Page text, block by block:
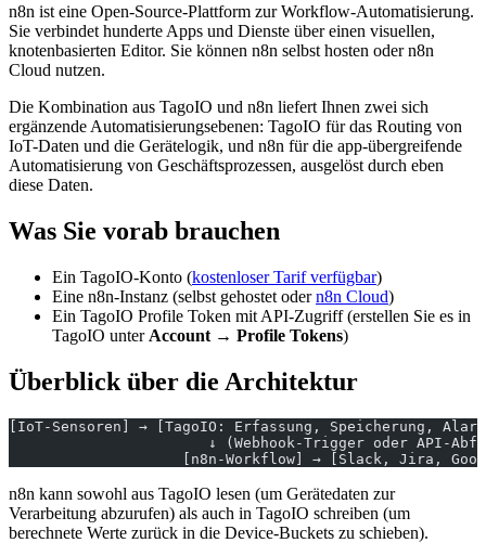
n8n ist eine Open-Source-Plattform zur Workflow-Automatisierung.
Sie verbindet hunderte Apps und Dienste über einen visuellen,
knotenbasierten Editor. Sie können n8n selbst hosten oder n8n
Cloud nutzen.
Die Kombination aus TagoIO und n8n liefert Ihnen zwei sich
ergänzende Automatisierungsebenen: TagoIO für das Routing von
IoT-Daten und die Gerätelogik, und n8n für die app-übergreifende
Automatisierung von Geschäftsprozessen, ausgelöst durch eben
diese Daten.
Was Sie vorab brauchen
Ein TagoIO-Konto (kostenloser Tarif verfügbar)
Eine n8n-Instanz (selbst gehostet odern8n Cloud)
Ein TagoIO Profile Token mit API-Zugriff (erstellen Sie es in
TagoIO unter Account → Profile Tokens)
Überblick über die Architektur
[IoT-Sensoren] → [TagoIO: Erfassung, Speicherung,
↓ (Webhook-Trigger oder API-
[n8n-Workflow] → [Slack, Jira,
n8n kann sowohl aus TagoIO lesen (um Gerätedaten zur
Verarbeitung abzurufen) als auch in TagoIO schreiben (um
berechnete Werte zurück in die Device-Buckets zu schieben).